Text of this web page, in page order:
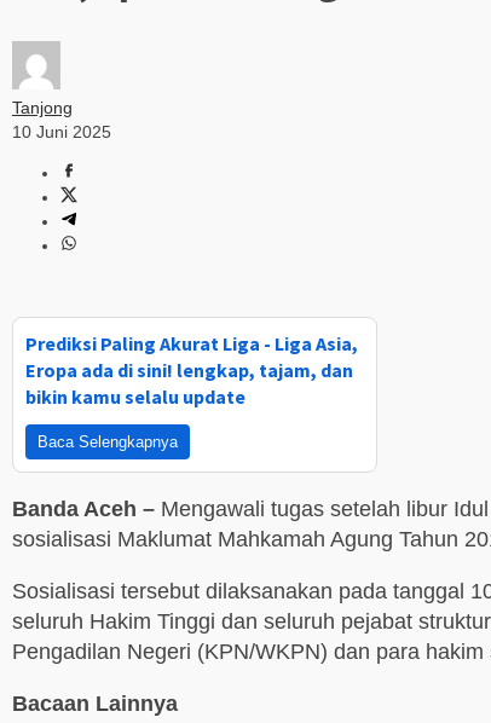
Tanjong
10 Juni 2025
Prediksi Paling Akurat Liga - Liga Asia,
Eropa ada di sini! lengkap, tajam, dan
bikin kamu selalu update
Baca Selengkapnya
Banda Aceh – Mengawali tugas setelah libur
sosialisasi Maklumat Mahkamah Agung Tahun
Sosialisasi tersebut dilaksanakan pada tanggal
seluruh Hakim Tinggi dan seluruh pejabat
Pengadilan Negeri (KPN/WKPN) dan para
Bacaan Lainnya